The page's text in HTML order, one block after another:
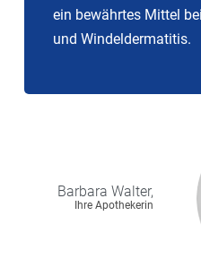
ein bewährtes Mittel
und Windeldermatitis.
Barbara Walter,
Ihre Apothekerin